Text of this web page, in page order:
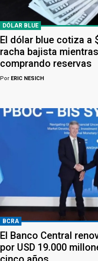
DÓLAR BLUE
El dólar blue cotiza a
racha bajista
comprando reservas
Por ERIC NESICH
BCRA
El Banco Central
por USD 19.000